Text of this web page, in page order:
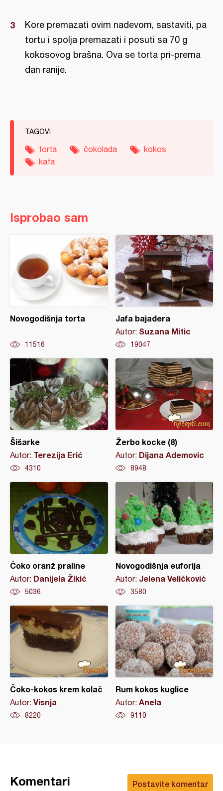
Kore premazati ovim nadevom, sastaviti, pa
tortu i spolja premazati i posuti sa 70 g
kokosovog brašna. Ova se torta pri-prema
dan ranije.
TAGOVI
torta čokolada
kokos
kafa
Isprobao sam
Novogodišnja torta
11516
Jafa bajadera
Autor: Suzana Mitic
19047
Šišarke
Autor: Terezija Erić
4310
Žerbo kocke (8)
Autor: Dijana Ademovic
8948
Čoko oranž praline
Autor: Danijela Žikić
5036
Novogodišnja euforija
Autor: Jelena Veličković
3580
Čoko-kokos krem kolač
Autor: Visnja
8220
Rum kokos kuglice
Autor: Anela
9110
Postavite komentar
Komentari